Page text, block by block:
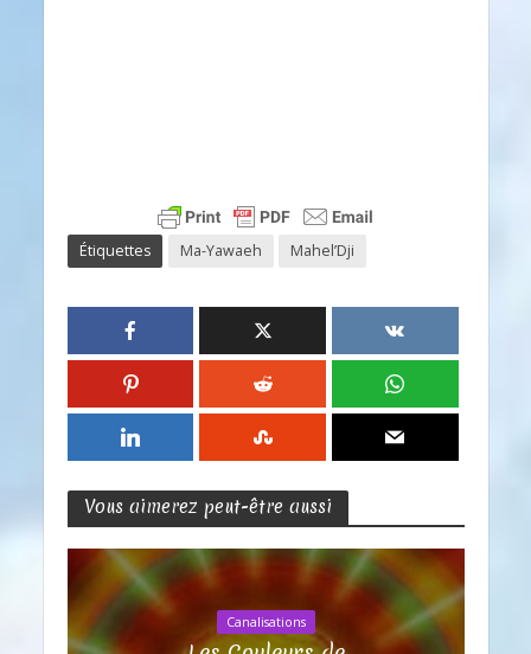
Étiquettes Ma-Yawaeh Mahel’Dji
Vous aimerez peut-être aussi
Canalisations